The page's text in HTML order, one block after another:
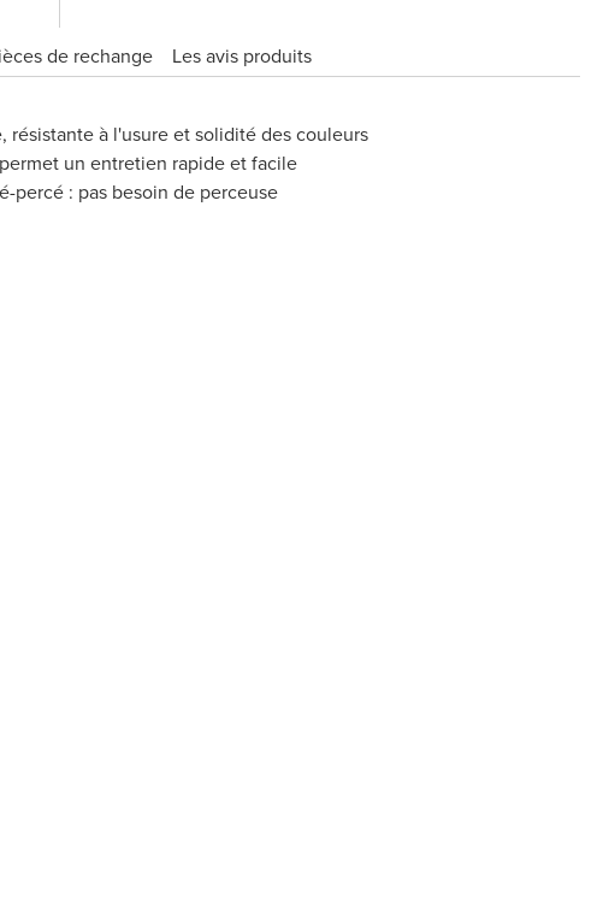
de rechange
Les avis produits
résistante à l'usure et solidité des couleurs
un entretien rapide et facile
percé : pas besoin de perceuse